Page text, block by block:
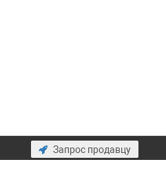
Запрос продавцу